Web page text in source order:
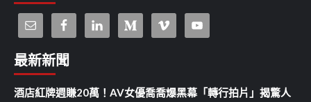
最新新聞
酒店紅牌週賺20萬！AV女優喬喬爆黑幕「轉行拍片」揭驚人